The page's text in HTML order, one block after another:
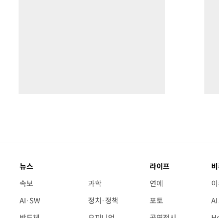
뉴스
속보
AI·SW
과학
정치·정책
라이프
연예
포토